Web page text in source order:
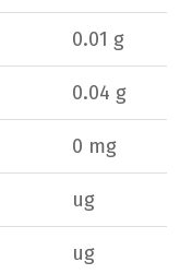
0.01 g
0.04 g
0 mg
ug
ug